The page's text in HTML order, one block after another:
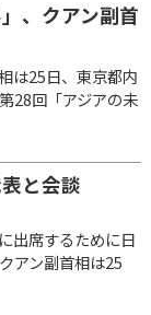
、クアン副首
は25日、東京都内
28回「アジアの未
と会談
出席するために日
アン副首相は25